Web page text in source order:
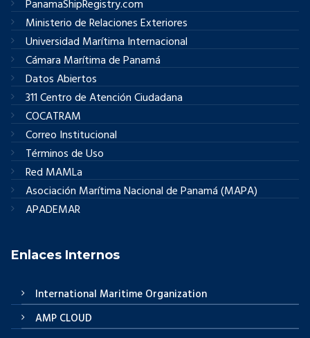
PanamaShipRegistry.com
Ministerio de Relaciones Exteriores
Universidad Marítima Internacional
Cámara Marítima de Panamá
Datos Abiertos
311 Centro de Atención Ciudadana
COCATRAM
Correo Institucional
Términos de Uso
Red MAMLa
Asociación Marítima Nacional de Panamá (MAPA)
APADEMAR
Enlaces Internos
International Maritime Organization
AMP CLOUD